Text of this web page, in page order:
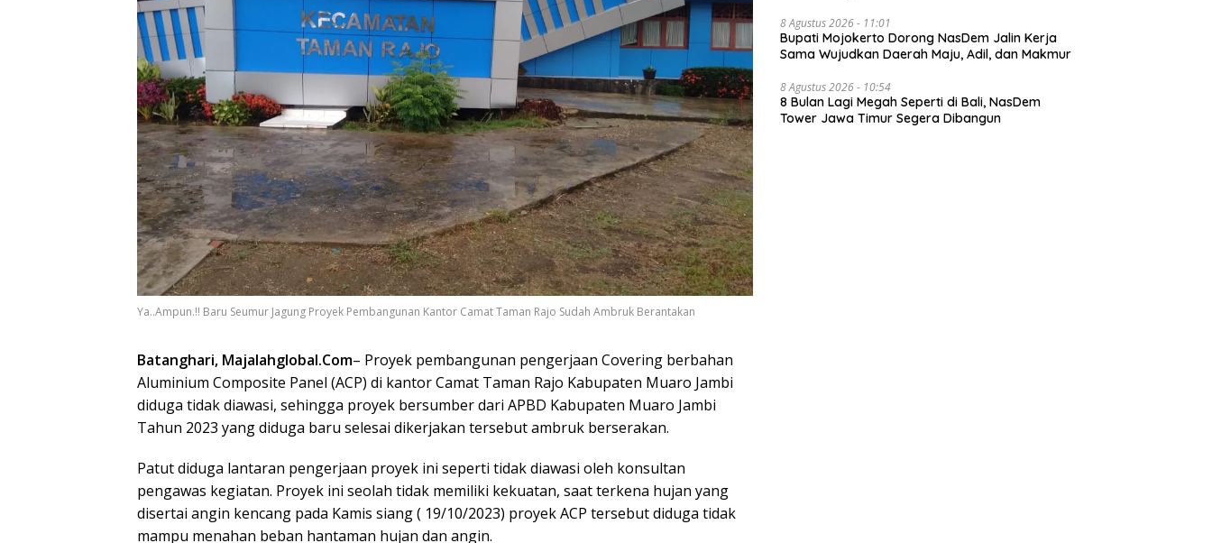
Ya..Ampun.!! Baru Seumur Jagung Proyek Pembangunan Kantor Camat Taman Rajo Sudah Ambruk Berantakan
Batanghari, Majalahglobal.Com– Proyek pembangunan pengerjaan Covering berbahan
Aluminium Composite Panel (ACP) di kantor Camat Taman Rajo Kabupaten Muaro Jambi
diduga tidak diawasi, sehingga proyek bersumber dari APBD Kabupaten Muaro Jambi
Tahun 2023 yang diduga baru selesai dikerjakan tersebut ambruk berserakan.
Patut diduga lantaran pengerjaan proyek ini seperti tidak diawasi oleh konsultan
pengawas kegiatan. Proyek ini seolah tidak memiliki kekuatan, saat terkena hujan yang
disertai angin kencang pada Kamis siang ( 19/10/2023) proyek ACP tersebut diduga tidak
mampu menahan beban hantaman hujan dan angin.
8 Agustus 2026 - 11:01
Bupati Mojokerto Dorong NasDem Jalin Kerja
Sama Wujudkan Daerah Maju, Adil, dan Makmur
8 Agustus 2026 - 10:54
8 Bulan Lagi Megah Seperti di Bali, NasDem
Tower Jawa Timur Segera Dibangun